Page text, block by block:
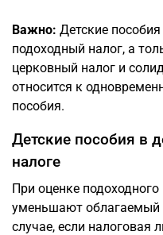
Важно: Детские
подоходный налог, а
церковный налог и
относится к
пособия.
Детские пособия в
налоге
При оценке
уменьшают облагаемый
случае, если налоговая